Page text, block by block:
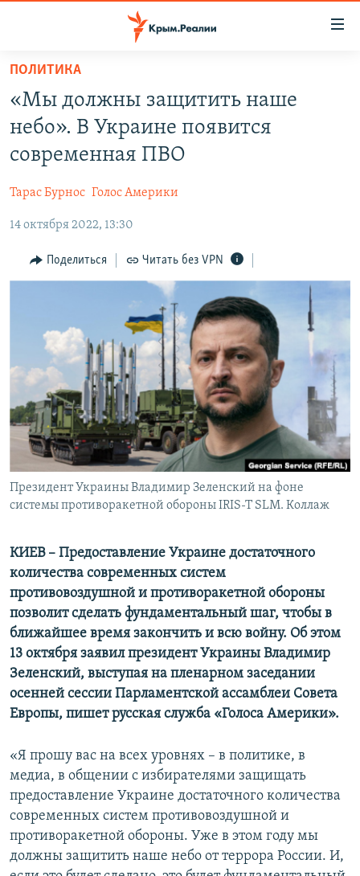
Вернуться
основному
содержанию
главной
навигации
Вернутся
поиску
СПЕЦПРОЕКТЫ
11 ЛЕТ ОККУПАЦИИ КРЫМА. 11 ИСТОРИЙ СОПРОТИВЛЕНИЯ
ЕЩЕ
ИНТЕРАКТИВ
ИНФОГРАФИКА
ТЕЛЕПРОЕКТ КРЫМ.РЕАЛИИ
СОВЕТЫ ПРАВОЗАЩИТНИКОВ
ПРОПАВШИЕ БЕЗ ВЕСТИ
ПОБЕДИТЕЛЕЙ НЕ СУДЯТ?
КРЫМ.НЕПОКОРЕННЫЙ
ELIFBE
УКРАИНСКАЯ ПРОБЛЕМА КРЫМА
РАДІО СВОБОДА
КАК ОБОЙТИ БЛОКИРОВКУ
Qırımtatar
ПРИСОЕДИНЯЙТЕСЬ!
Все сайты RFE/RL
ПОЛИТИКА
«Мы должны защитить наше
небо». В Украине появится
современная ПВО
Тарас Бурнос Голос Америки
14 октября 2022, 13:30
Поделиться Читать без VPN
Президент Украины Владимир Зеленский на фоне
системы противоракетной обороны IRIS-T SLM. Коллаж
КИЕВ – Предоставление Украине достаточного
количества современных систем
противовоздушной и противоракетной обороны
позволит сделать фундаментальный шаг, чтобы в
ближайшее время закончить и всю войну. Об этом
13 октября заявил президент Украины Владимир
Зеленский, выступая на пленарном заседании
осенней сессии Парламентской ассамблеи Совета
Европы, пишет русская служба «Голоса Америки».
«Я прошу вас на всех уровнях – в политике, в
медиа, в общении с избирателями защищать
предоставление Украине достаточного количества
современных систем противовоздушной и
противоракетной обороны. Уже в этом году мы
должны защитить наше небо от террора России. И,